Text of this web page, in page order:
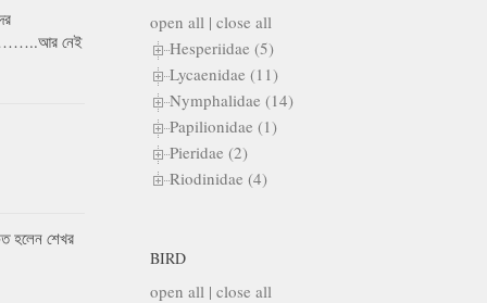
open all | close all
Hesperiidae (5)
Lycaenidae (11)
Nymphalidae (14)
Papilionidae (1)
Pieridae (2)
Riodinidae (4)
BIRD
open all | close all
নেই
হলেন শেখর